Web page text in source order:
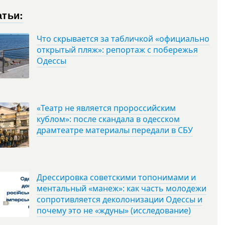
Что скрывается за табличкой «официально
открытый пляж»: репортаж с побережья
Одессы
«Театр не является пророссийским
кублом»: после скандала в одесском
драмтеатре материалы передали в СБУ
Дрессировка советскими топонимами и
ментальный «манеж»: как часть молодежи
сопротивляется деколонизации Одессы и
почему это не «ждуны» (исследование)